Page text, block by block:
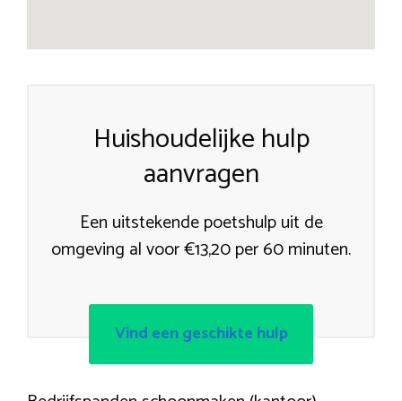
Huishoudelijke hulp
aanvragen
Een uitstekende poetshulp uit de
omgeving al voor €13,20 per 60 minuten.
Vind een geschikte hulp